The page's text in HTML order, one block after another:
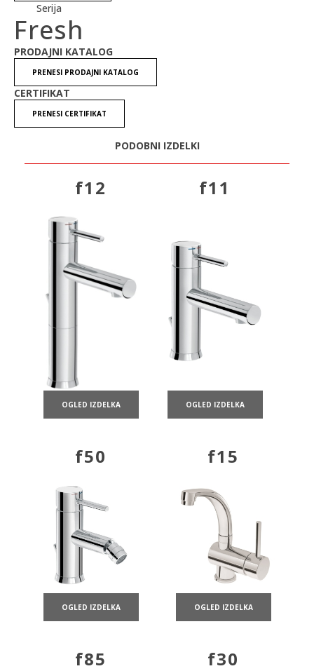
Serija
Fresh
PRODAJNI KATALOG
PRENESI PRODAJNI KATALOG
CERTIFIKAT
PRENESI CERTIFIKAT
PODOBNI IZDELKI
f12
OGLED IZDELKA
f11
OGLED IZDELKA
f50
OGLED IZDELKA
f15
OGLED IZDELKA
f85 f30